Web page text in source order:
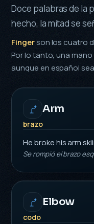
Doce palabras de la
hecho, la mitad se
Fingerson los cuatro
Por lo tanto, una
aunque en español
Arm
brazo
He broke his arm
Se rompió el brazo
Elbow
codo